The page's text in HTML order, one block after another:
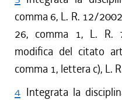
comma 6, L. R. 12/
26, comma 1, L. R.
modifica del citato
comma 1, lettera c), L.
4 Integrata la